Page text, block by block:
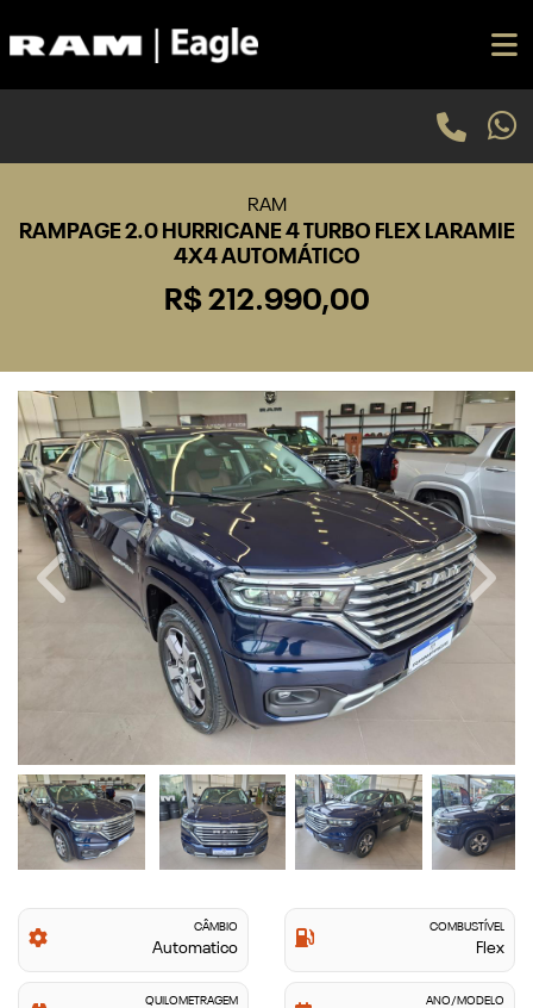
RAM
RAMPAGE 2.0 HURRICANE 4 TURBO FLEX LARAMIE
4X4 AUTOMÁTICO
R$ 212.990,00
Previous Next
CÂMBIO
Automatico
COMBUSTÍVEL
Flex
QUILOMETRAGEM ANO/MODELO